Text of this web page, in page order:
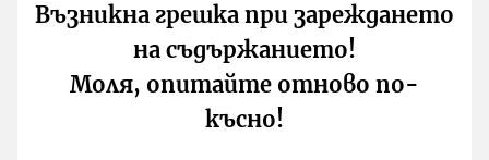
Възникна грешка при зареждането
на съдържанието!
Моля, опитайте отново по-
късно!